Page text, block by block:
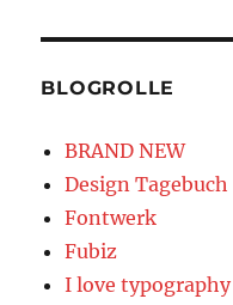
BLOGROLLE
BRAND NEW
Design Tagebuch
Fontwerk
Fubiz
I love typography